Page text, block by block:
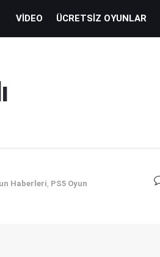
VIDEO ÜCRETSIZ OYUNLAR
Haberleri, PS5 Oyun